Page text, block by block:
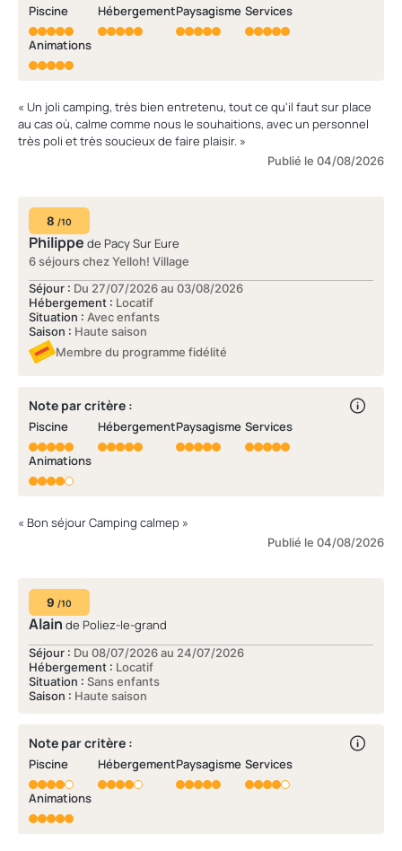
Piscine Hébergement Paysagisme Services
Animations
« Un joli camping, très bien entretenu, tout ce qu'il faut sur place
au cas où, calme comme nous le souhaitions, avec un personnel
très poli et très soucieux de faire plaisir. »
Publié le 04/08/2026
8 /10
Philippe de Pacy Sur Eure
6 séjours chez Yelloh! Village
Séjour : Du 27/07/2026 au 03/08/2026
Hébergement : Locatif
Situation : Avec enfants
Saison : Haute saison
Membre du programme fidélité
Note par critère :
Piscine Hébergement Paysagisme Services
Animations
« Bon séjour Camping calmep »
Publié le 04/08/2026
9 /10
Alain de Poliez-le-grand
Séjour : Du 08/07/2026 au 24/07/2026
Hébergement : Locatif
Situation : Sans enfants
Saison : Haute saison
Note par critère :
Piscine Hébergement Paysagisme Services
Animations